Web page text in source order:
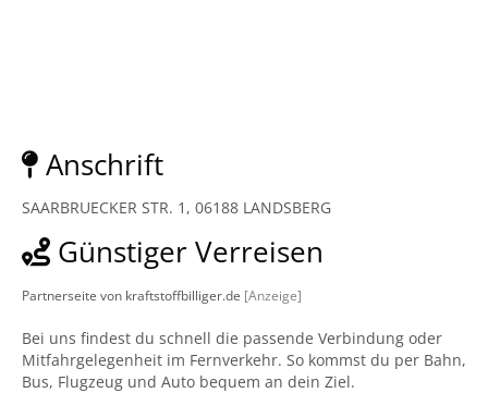
Anschrift
SAARBRUECKER STR. 1, 06188 LANDSBERG
Günstiger Verreisen
Partnerseite von kraftstoffbilliger.de [Anzeige]
Bei uns findest du schnell die passende Verbindung oder
Mitfahrgelegenheit im Fernverkehr. So kommst du per Bahn,
Bus, Flugzeug und Auto bequem an dein Ziel.